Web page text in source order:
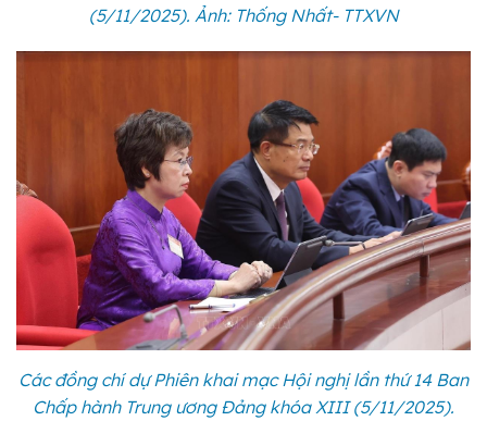
(5/11/2025). Ảnh: Thống Nhất- TTXVN
Các đồng chí dự Phiên khai mạc Hội nghị lần thứ 14 Ban
Chấp hành Trung ương Đảng khóa XIII (5/11/2025).